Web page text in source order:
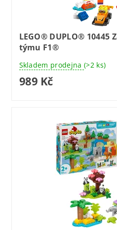
LEGO® DUPLO®
týmu F1®
Skladem prodejna (>2 ks)
989 Kč